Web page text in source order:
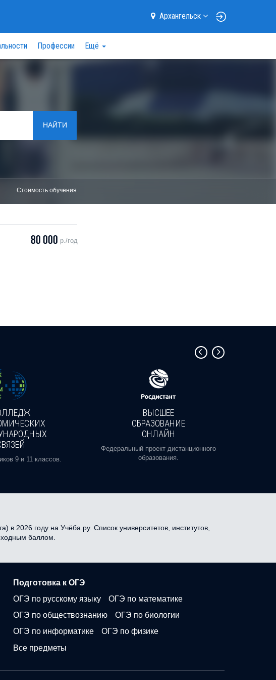
Архангельск
Профессии Ещё
НАЙТИ
Стоимость обучения
80 000 р./год
9 и 11 классов.
ВЫСШЕЕ
ОБРАЗОВАНИЕ
ОНЛАЙН
Федеральный проект дистанционного
образования.
2026 году на Учёба.ру. Список университетов, институтов,
баллом.
Подготовка к ОГЭ
ОГЭ по русскому языку
ОГЭ по математике
ОГЭ по обществознанию
ОГЭ по биологии
ОГЭ по информатике
ОГЭ по физике
Все предметы